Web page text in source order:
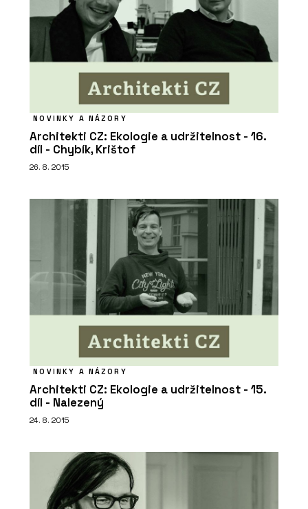
NOVINKY A NÁZORY
Architekti CZ: Ekologie a udržitelnost - 16.
díl - Chybík, Krištof
26. 8. 2015
NOVINKY A NÁZORY
Architekti CZ: Ekologie a udržitelnost - 15.
díl - Nalezený
24. 8. 2015